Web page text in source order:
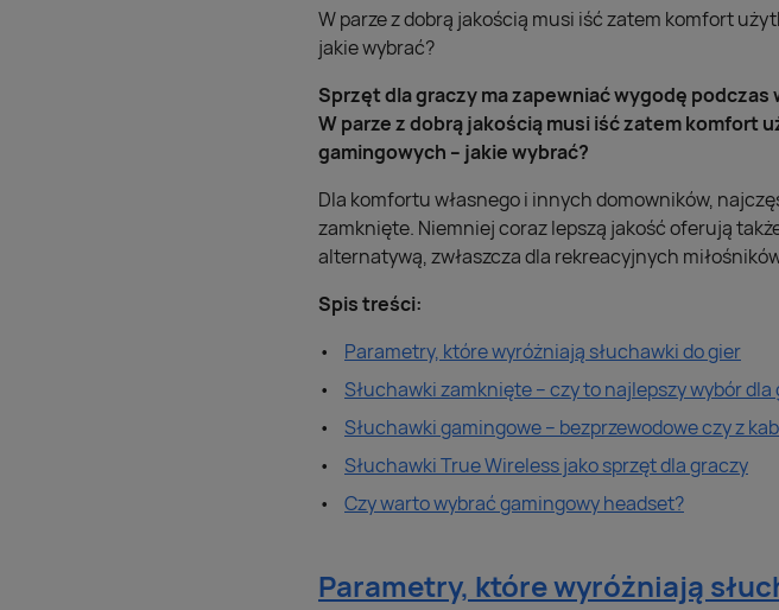
W parze z dobrą jakością musi iść zatem komfort
jakie wybrać?
Sprzęt dla graczy ma zapewniać wygodę
W parze z dobrą jakością musi iść zatem komfort
gamingowych – jakie wybrać?
Dla komfortu własnego i innych domowników,
zamknięte. Niemniej coraz lepszą jakość oferują
alternatywą, zwłaszcza dla rekreacyjnych
Spis treści:
Parametry, które wyróżniają słuchawki do gier
Słuchawki zamknięte – czy to najlepszy wybór dla
Słuchawki gamingowe – bezprzewodowe czy z
Słuchawki True Wireless jako sprzęt dla graczy
Czy warto wybrać gamingowy headset?
Parametry, które wyróżniają